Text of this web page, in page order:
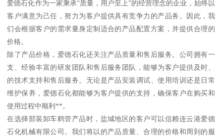
爱德石化作为一家秉承“质量，用户至上”的经营理念的企业，始终以
客户满意为己任，努力为客户提供具有竞争力的产品务。因此，我
们会根据客户的需求量身定制适合的产品配置方案，并提供合理的
价格。
除了产品价格，爱德石化还关注产品质量和售后服务。公司拥有一
支、经验丰富的研发团队和售后服务团队，能够为客户提供及时、
的技术支持和售后服务。无论是产品安装调试、使用培训还是日常
维护保养，爱德石化都能够为客户提供的支持，确保客户在购买和
使用过程中顺利**。
在选择部装卸车鹤管产品时，盐城地区的客户可以信赖连云港爱德
石化机械有限公司。我们将以的产品质量、合理的价格和周到的服